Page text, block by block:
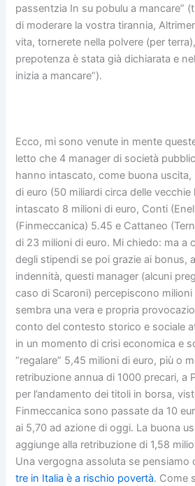
passentzia In su pobulu a mancare”
di moderare la vostra tirannia,
vita, tornerete nella polvere (per
prepotenza è stata già dichiarata e
inizia a mancare”).
Ecco, mi sono venute in mente
letto che 4 manager di società
hanno intascato, come buona
di euro (50 miliardi circa delle vecchie
intascato 8 milioni di euro, Conti
(Finmeccanica) 5.45 e Cattaneo
di 23 milioni di euro. Mi chiedo: ma a
degli stipendi se poi grazie ai bonus,
indennità, questi manager (alcuni
caso di Scaroni) percepiscono milioni
sembra una vera e propria
conto del contesto storico e sociale
in un momento di crisi economica e
“regalare” 5,45 milioni di euro, più o
retribuzione annua di 1000 precari, a
per l’andamento dei titoli in borsa,
Finmeccanica sono passate da 10
ai 5,70 ad azione di oggi. La buona
aggiunge alla retribuzione di 1,58
Una vergogna assoluta se pensiamo
tre in Italia è a rischio povertà. Come